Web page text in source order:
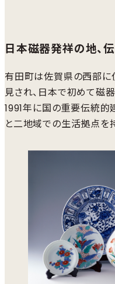
日本磁器発祥の地、
有田町は佐賀県の西部に
見され、日本で初めて磁
1991年に国の重要伝統的
と二地域での生活拠点を